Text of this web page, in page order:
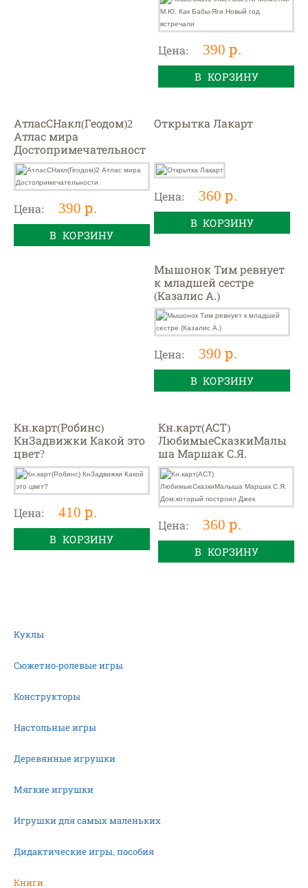
Цена: 390 р.
В КОРЗИНУ
АтласСНакл(Геодом)2
Атлас мира
Достопримечательност
и
Цена: 390 р.
В КОРЗИНУ
Открытка Лакарт
Цена: 360 р.
В КОРЗИНУ
Мышонок Тим ревнует
к младшей сестре
(Казалис А.)
Цена: 390 р.
В КОРЗИНУ
Кн.карт(Робинс)
КнЗадвижки Какой это
цвет?
Цена: 410 р.
В КОРЗИНУ
Кн.карт(АСТ)
ЛюбимыеСказкиМалы
ша Маршак С.Я.
Дом,который построил
Джек
Цена: 360 р.
В КОРЗИНУ
Куклы
Сюжетно-ролевые игры
Конструкторы
Настольные игры
Деревянные игрушки
Мягкие игрушки
Игрушки для самых маленьких
Дидактические игры, пособия
Книги